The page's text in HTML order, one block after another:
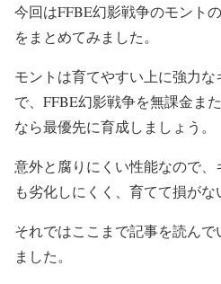
今回はFFBE幻影戦争のモント
をまとめてみました。
モントは育てやすい上に強力
で、FFBE幻影戦争を無課金ま
なら最優先に育成しましょう。
意外と腐りにくい性能なので
も劣化しにくく、育てて損がな
それではここまで記事を読ん
ました。